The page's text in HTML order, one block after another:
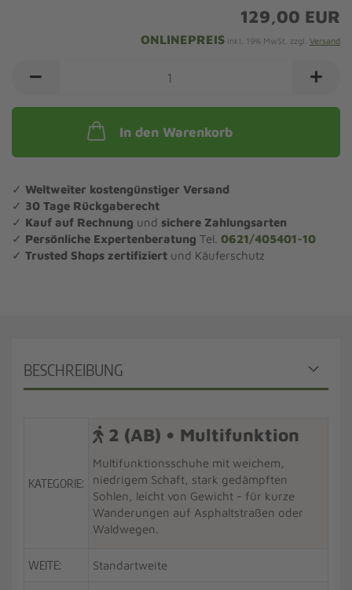
129,00 EUR
ONLINEPREIS inkl. 19% MwSt. zzgl. Versand
In den Warenkorb
✓ Weltweiter kostengünstiger Versand
✓ 30 Tage Rückgaberecht
✓ Kauf auf Rechnung und sichere Zahlungsarten
✓ Persönliche Expertenberatung Tel. 0621/405401-10
✓ Trusted Shops zertifiziert und Käuferschutz
BESCHREIBUNG
KATEGORIE:
2 (AB) • Multifunktion
Multifunktionsschuhe mit weichem,
niedrigem Schaft, stark gedämpften
Sohlen, leicht von Gewicht - für kurze
Wanderungen auf Asphaltstraßen oder
Waldwegen.
WEITE: Standartweite